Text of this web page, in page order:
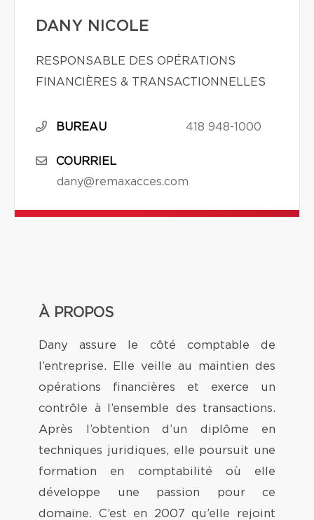
DANY NICOLE
RESPONSABLE DES OPÉRATIONS
FINANCIÈRES & TRANSACTIONNELLES
BUREAU 418 948-1000
COURRIEL
dany@remaxacces.com
À PROPOS
Dany assure le côté comptable de
l’entreprise. Elle veille au maintien des
opérations financières et exerce un
contrôle à l’ensemble des transactions.
Après l’obtention d’un diplôme en
techniques juridiques, elle poursuit une
formation en comptabilité où elle
développe une passion pour ce
domaine. C’est en 2007 qu’elle rejoint